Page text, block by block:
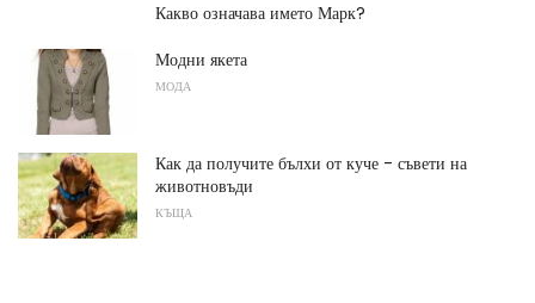
Какво означава името Марк?
Модни якета
МОДА
Как да получите бълхи от куче - съвети на
животновъди
КЪЩА